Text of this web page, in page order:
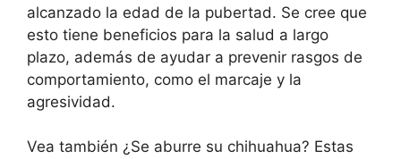
alcanzado la edad de la pubertad. Se cree que
esto tiene beneficios para la salud a largo
plazo, además de ayudar a prevenir rasgos de
comportamiento, como el marcaje y la
agresividad.
Vea también ¿Se aburre su chihuahua? Estas